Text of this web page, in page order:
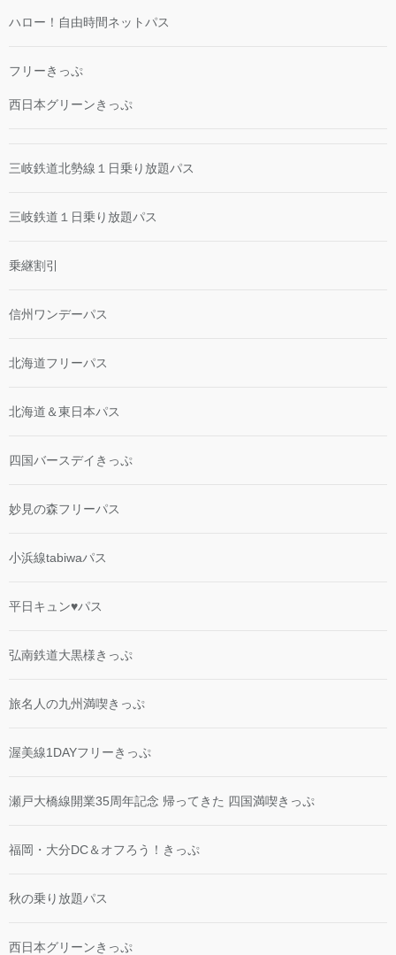
ハロー！自由時間ネットパス
フリーきっぷ
西日本グリーンきっぷ
三岐鉄道北勢線１日乗り放題パス
三岐鉄道１日乗り放題パス
乗継割引
信州ワンデーパス
北海道フリーパス
北海道＆東日本パス
四国バースデイきっぷ
妙見の森フリーパス
小浜線tabiwaパス
平日キュン♥パス
弘南鉄道大黒様きっぷ
旅名人の九州満喫きっぷ
渥美線1DAYフリーきっぷ
瀬戸大橋線開業35周年記念 帰ってきた 四国満喫きっぷ
福岡・大分DC＆オフろう！きっぷ
秋の乗り放題パス
西日本グリーンきっぷ